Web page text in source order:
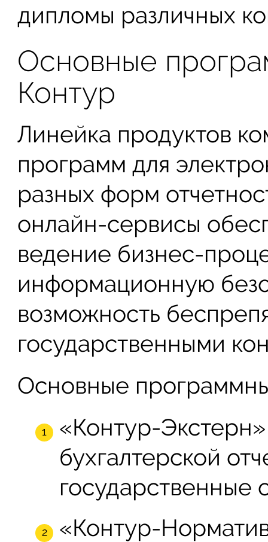
дипломы различных
Основные
Контур
Линейка продуктов
программ для
разных форм
онлайн-сервисы
ведение бизнес-
информационную
возможность
государственными
Основные
«Контур-
бухгалтерской
государственные
«Контур-